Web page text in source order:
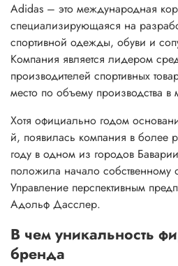
Adidas – это международная
специализирующаяся на
спортивной одежды, обуви и
Компания является лидером
производителей спортивных
место по объему производства
Хотя официально годом
й, появилась компания в более
году в одном из городов
положила начало собственному
Управление перспективным
Адольф Дасслер.
В чем уникальность
бренда